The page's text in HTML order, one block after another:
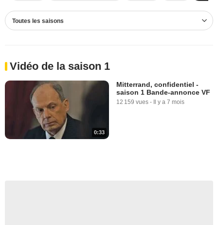
Toutes les saisons
Vidéo de la saison 1
0:33
Mitterrand, confidentiel -
saison 1 Bande-annonce VF
12 159 vues - Il y a 7 mois